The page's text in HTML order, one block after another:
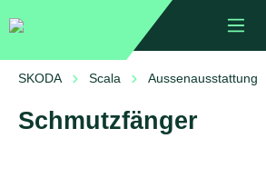
springen
SKODA Scala Aussenausstattung
Schmutzfänger